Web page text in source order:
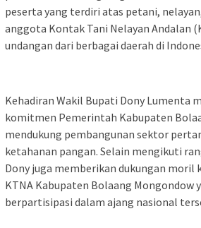
peserta yang terdiri atas petani,
anggota Kontak Tani Nelayan Andalan
undangan dari berbagai daerah di
Kehadiran Wakil Bupati Dony Lumenta
komitmen Pemerintah Kabupaten
mendukung pembangunan sektor
ketahanan pangan. Selain mengikuti
Dony juga memberikan dukungan moril
KTNA Kabupaten Bolaang Mongondow
berpartisipasi dalam ajang nasional